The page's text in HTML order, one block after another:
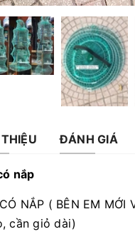
ĐÁNH GIÁ
nắp
NẮP ( BÊN EM MỚI
cần giỏ dài)